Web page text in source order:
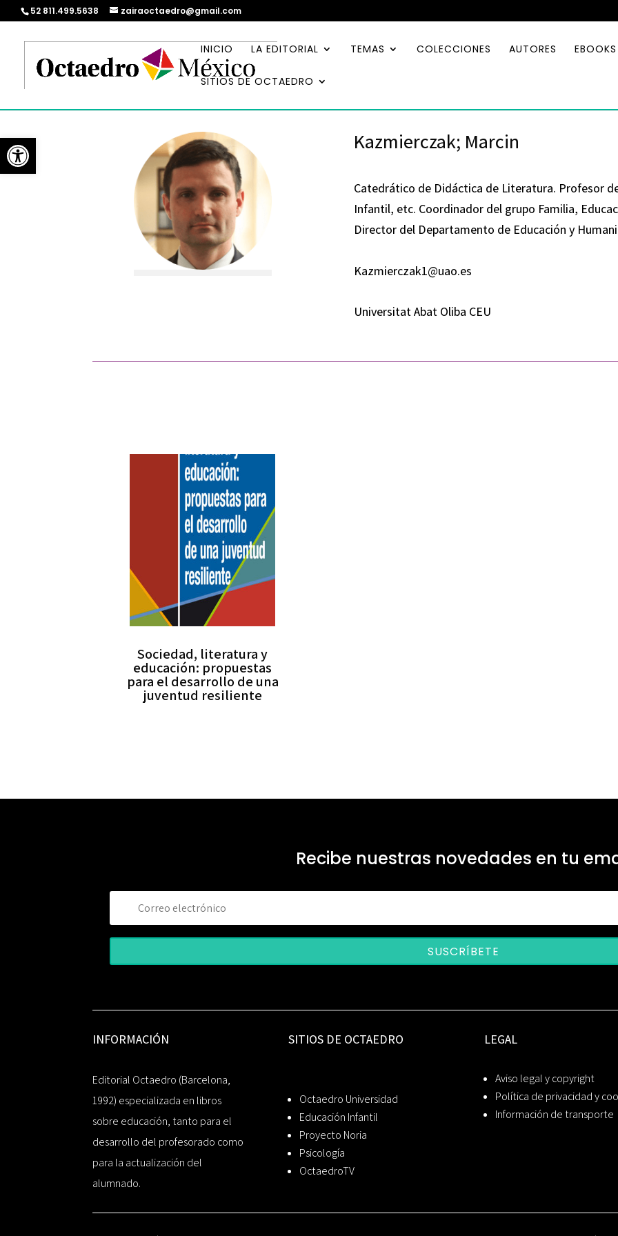
Abrir barra de herramientas
52 811.499.5638 zairaoctaedro@gmail.com
INICIO LA EDITORIAL TEMAS COLECCIONES AUTORES EBOOKS
SITIOS DE OCTAEDRO
Kazmierczak; Marcin
Catedrático de Didáctica de Literatura. Profesor
Infantil, etc. Coordinador del grupo Familia,
Director del Departamento de Educación y
Kazmierczak1@uao.es
Universitat Abat Oliba CEU
Sociedad, literatura y
educación: propuestas
para el desarrollo de una
juventud resiliente
Recibe nuestras novedades en tu
SUSCRÍBETE
INFORMACIÓN
Editorial Octaedro (Barcelona,
1992) especializada en libros
sobre educación, tanto para el
desarrollo del profesorado como
para la actualización del
alumnado.
SITIOS DE OCTAEDRO
Octaedro Universidad
Educación Infantil
Proyecto Noria
Psicología
OctaedroTV
LEGAL
Aviso legal y copyright
Política de privacidad y
Información de transporte